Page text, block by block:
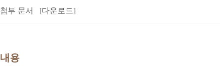
첨부 문서 [다운로드]
내용